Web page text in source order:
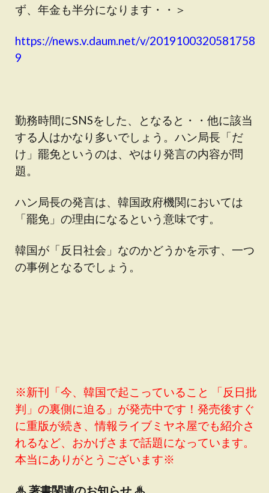
ず、年金も半分になります・・＞
https://news.v.daum.net/v/2019100320581758
9
勤務時間にSNSをした、となると・・他に該当
する人はかなり多いでしょう。ハン局長「だ
け」罷免というのは、やはり発言の内容が問
題。
ハン局長の発言は、韓国政府機関においては
「罷免」の理由になるという意味です。
韓国が「反日社会」なのかどうかを示す、一つ
の事例となるでしょう。
※新刊「今、韓国で起こっていること 「反日批
判」の裏側に迫る」が発売中です！発売後すぐ
に重版が続き、情報ライブミヤネ屋でも紹介さ
れるなど、おかげさまで話題になっています。
本当にありがとうございます※